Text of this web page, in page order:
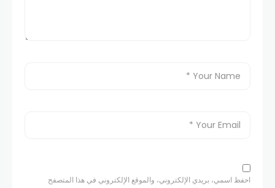
احفظ اسمي، بريدي الإلكتروني، والموقع الإلكتروني في هذا المتصفح